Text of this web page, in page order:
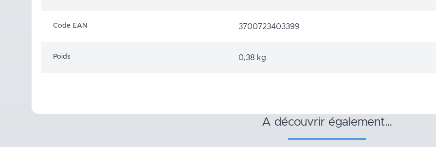
Code EAN 3700723403399
Poids 0,38 kg
a découvrir également…